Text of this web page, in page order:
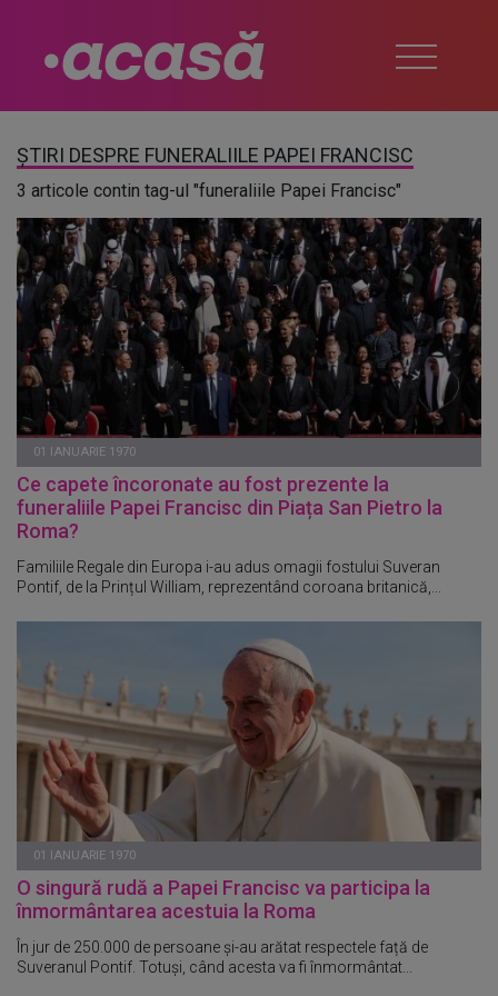
ȘTIRI DESPRE FUNERALIILE PAPEI FRANCISC
3 articole contin tag-ul "funeraliile Papei Francisc"
01 IANUARIE 1970
Ce capete încoronate au fost prezente la
funeraliile Papei Francisc din Piața San Pietro la
Roma?
Familiile Regale din Europa i-au adus omagii fostului Suveran
Pontif, de la Prințul William, reprezentând coroana britanică,...
01 IANUARIE 1970
O singură rudă a Papei Francisc va participa la
înmormântarea acestuia la Roma
În jur de 250.000 de persoane și-au arătat respectele față de
Suveranul Pontif. Totuși, când acesta va fi înmormântat...